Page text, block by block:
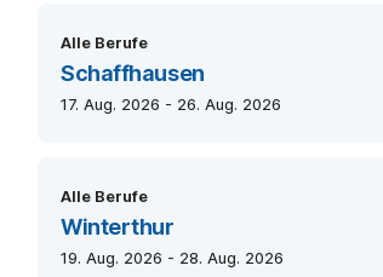
Alle Berufe
Schaffhausen
17. Aug. 2026 - 26. Aug. 2026
Alle Berufe
Winterthur
19. Aug. 2026 - 28. Aug. 2026